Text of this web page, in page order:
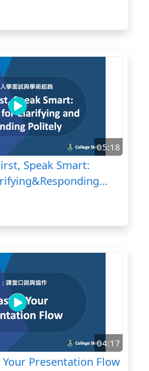
05:18
Speak Smart:
04:17
Presentation Flow